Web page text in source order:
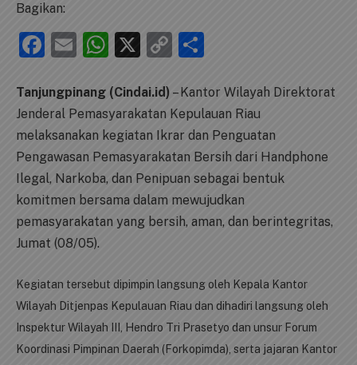
Bagikan:
Facebook
EmailWhatsApp
X
Copy
Tanjungpinang (Cindai.id) – Kantor Wilayah Direktorat
Jenderal Pemasyarakatan Kepulauan Riau
melaksanakan kegiatan Ikrar dan Penguatan
Pengawasan Pemasyarakatan Bersih dari Handphone
Ilegal, Narkoba, dan Penipuan sebagai bentuk
komitmen bersama dalam mewujudkan
pemasyarakatan yang bersih, aman, dan berintegritas,
Jumat (08/05).
Kegiatan tersebut dipimpin langsung oleh Kepala Kantor
Wilayah Ditjenpas Kepulauan Riau dan dihadiri langsung oleh
Inspektur Wilayah III, Hendro Tri Prasetyo dan unsur Forum
Koordinasi Pimpinan Daerah (Forkopimda), serta jajaran Kantor